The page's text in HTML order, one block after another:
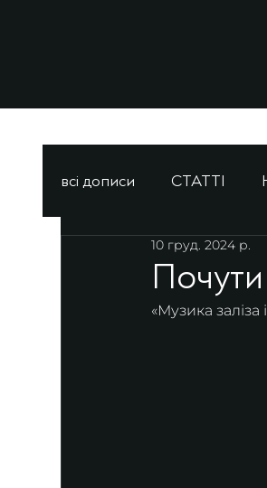
всі дописи СТАТТІ
Почути
10 груд. 2024 р.
«Музика